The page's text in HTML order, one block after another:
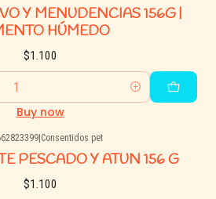
Y MENUDENCIAS 156G |
HÚMEDO
$1.100
Buy now
Consentidos pet
PESCADO Y ATUN 156 G
$1.100